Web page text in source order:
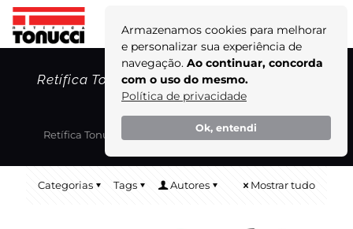
Armazenamos cookies para melhorar
e personalizar sua experiência de
navegação. Ao continuar, concorda
com o uso do mesmo.
Política de privacidade
Ok, entendi
Retífica Tonucci: sua autorizada Deutz de
confiança!
Home
Blog
Retífica Tonucci: sua autorizada Deutz de confiança!
Categorias Tags Autores Mostrar tudo